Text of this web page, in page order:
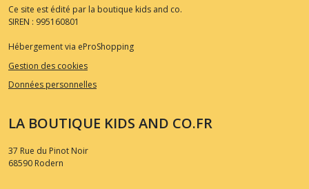
Ce site est édité par la boutique kids and co.
SIREN : 995160801
Hébergement via eProShopping
Gestion des cookies
Données personnelles
LA BOUTIQUE KIDS AND CO.FR
37 Rue du Pinot Noir
68590 Rodern